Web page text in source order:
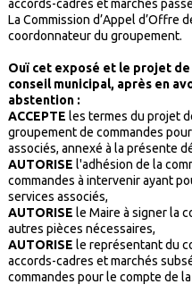
accords-cadres et marchés
La Commission d’Appel d’Offre
coordonnateur du groupement.
Ouï cet exposé et le projet
conseil municipal, après en
abstention :
ACCEPTE les termes du projet
groupement de commandes
associés, annexé à la présente
AUTORISE l'adhésion de la
commandes à intervenir ayant
services associés,
AUTORISE le Maire à signer la
autres pièces nécessaires,
AUTORISE le représentant du
accords-cadres et marchés
commandes pour le compte de